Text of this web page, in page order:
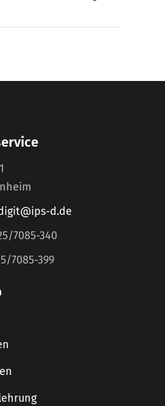
d.de
7085-340
7085-399